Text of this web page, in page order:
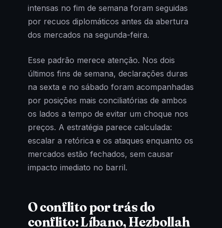
intensas no fim de semana foram seguidas
por recuos diplomáticos antes da abertura
dos mercados na segunda-feira.
Esse padrão merece atenção. Nos dois
últimos fins de semana, declarações duras
na sexta e no sábado foram acompanhadas
por posições mais conciliatórias de ambos
os lados a tempo de evitar um choque nos
preços. A estratégia parece calculada:
escalar a retórica e os ataques enquanto os
mercados estão fechados, sem causar
impacto imediato no barril.
O conflito por trás do
conflito: Líbano, Hezbollah